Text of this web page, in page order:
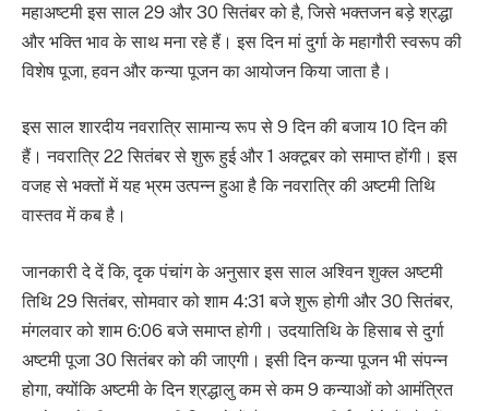
महाअष्टमी इस साल 29 और 30 सितंबर को है, जिसे भक्तजन बड़े श्रद्धा
और भक्ति भाव के साथ मना रहे हैं। इस दिन मां दुर्गा के महागौरी स्वरूप की
विशेष पूजा, हवन और कन्या पूजन का आयोजन किया जाता है।
इस साल शारदीय नवरात्रि सामान्य रूप से 9 दिन की बजाय 10 दिन की
हैं। नवरात्रि 22 सितंबर से शुरू हुई और 1 अक्टूबर को समाप्त होंगी। इस
वजह से भक्तों में यह भ्रम उत्पन्न हुआ है कि नवरात्रि की अष्टमी तिथि
वास्तव में कब है।
जानकारी दे दें कि, दृक पंचांग के अनुसार इस साल अश्विन शुक्ल अष्टमी
तिथि 29 सितंबर, सोमवार को शाम 4:31 बजे शुरू होगी और 30 सितंबर,
मंगलवार को शाम 6:06 बजे समाप्त होगी। उदयातिथि के हिसाब से दुर्गा
अष्टमी पूजा 30 सितंबर को की जाएगी। इसी दिन कन्या पूजन भी संपन्न
होगा, क्योंकि अष्टमी के दिन श्रद्धालु कम से कम 9 कन्याओं को आमंत्रित